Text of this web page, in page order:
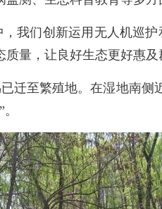
们创新运用无人机巡护
量，让良好生态更好惠及
至繁殖地。在湿地南侧